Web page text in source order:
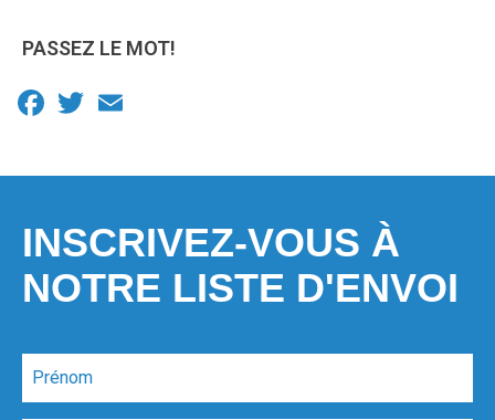
PASSEZ LE MOT!
Facebook
Twitter
INSCRIVEZ-VOUS À
NOTRE LISTE D'ENVOI